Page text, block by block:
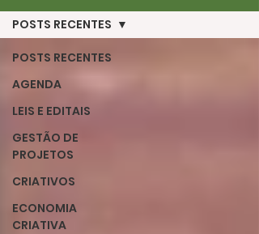
POSTS RECENTES
AGENDA
LEIS E EDITAIS
GESTÃO DE
PROJETOS
CRIATIVOS
ECONOMIA
CRIATIVA
POSTS RECENTES